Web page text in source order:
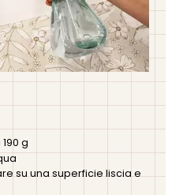
g
su una superficie liscia e